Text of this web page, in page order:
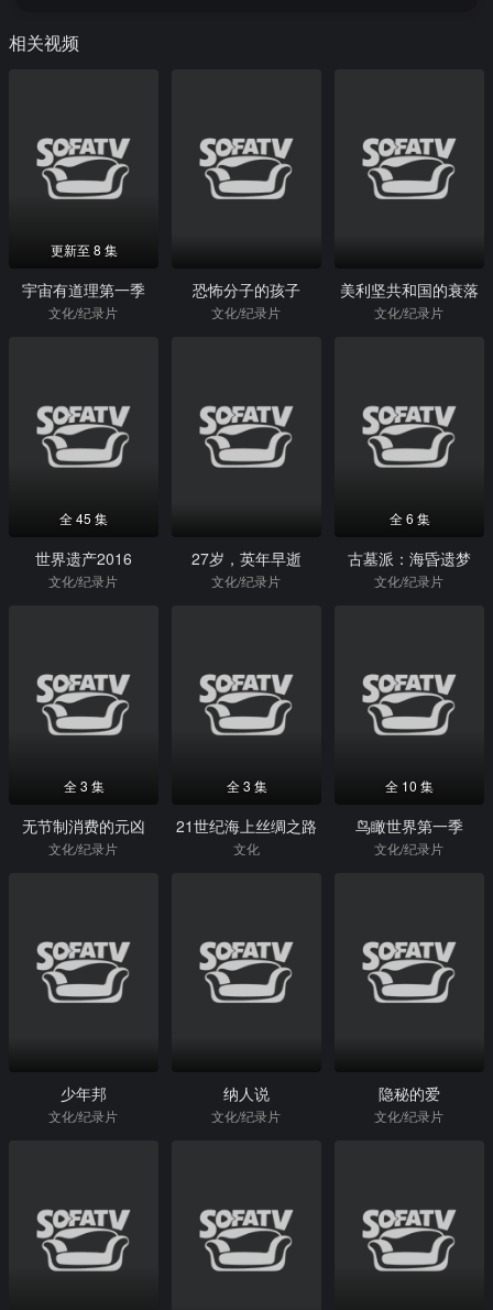
相关视频
更新至 8 集
宇宙有道理第一季
文化/纪录片
恐怖分子的孩子
文化/纪录片
美利坚共和国的衰落
文化/纪录片
全 45 集
世界遗产2016
文化/纪录片
27岁，英年早逝
文化/纪录片
全 6 集
古墓派：海昏遗梦
文化/纪录片
全 3 集
无节制消费的元凶
文化/纪录片
全 3 集
21世纪海上丝绸之路
文化
全 10 集
鸟瞰世界第一季
文化/纪录片
少年邦
文化/纪录片
纳人说
文化/纪录片
隐秘的爱
文化/纪录片